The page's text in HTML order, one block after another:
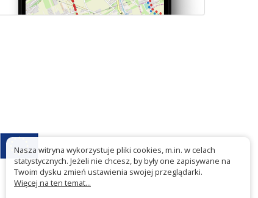
Nasza witryna wykorzystuje pliki cookies, m.in. w celach
statystycznych. Jeżeli nie chcesz, by były one zapisywane na
Twoim dysku zmień ustawienia swojej przeglądarki.
Więcej na ten temat...